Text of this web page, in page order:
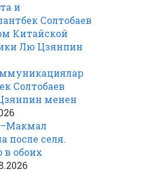
и
Солтобаев
Китайской
Лю Цзянпин
Солтобаев
менен
после селя.
обоих